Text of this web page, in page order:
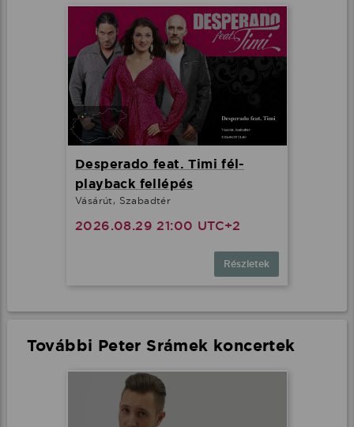
Desperado feat. Timi fél-
playback fellépés
Vásárút, Szabadtér
2026.08.29 21:00 UTC+2
Részletek
További Peter Srámek koncertek